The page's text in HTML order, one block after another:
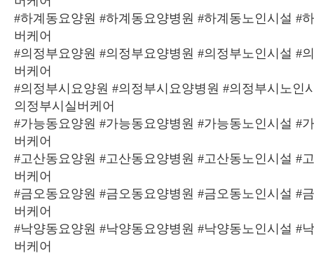
#하계동요양원 #하계동요양병원 #하계동노인시설 #
버케어
#의정부요양원 #의정부요양병원 #의정부노인시설 #
버케어
#의정부시요양원 #의정부시요양병원 #의정부시노인
의정부시실버케어
#가능동요양원 #가능동요양병원 #가능동노인시설 #
버케어
#고산동요양원 #고산동요양병원 #고산동노인시설 #
버케어
#금오동요양원 #금오동요양병원 #금오동노인시설 #
버케어
#낙양동요양원 #낙양동요양병원 #낙양동노인시설 #
버케어